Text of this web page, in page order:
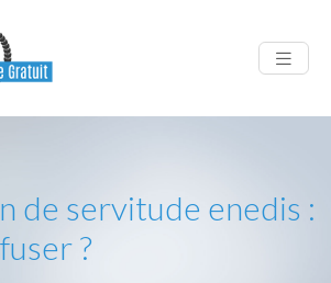
de servitude enedis :
?